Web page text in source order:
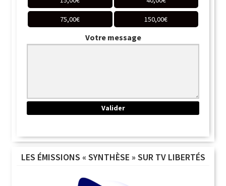
75,00€ 150,00€
Votre message
LES ÉMISSIONS « SYNTHÈSE » SUR TV LIBERTÉS